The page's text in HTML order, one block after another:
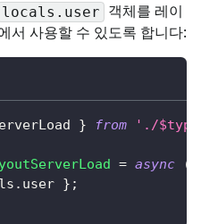
locals.user 객체를 레이
서 사용할 수 있도록 합니다:
} from './
= async (
. user } ;